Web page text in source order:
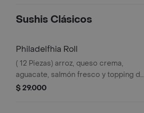
Sushis Clásicos
Philadelfhia Roll
( 12 Piezas) arroz, queso crema,
aguacate, salmón fresco y topping de
ajonjolí.
$ 29.000